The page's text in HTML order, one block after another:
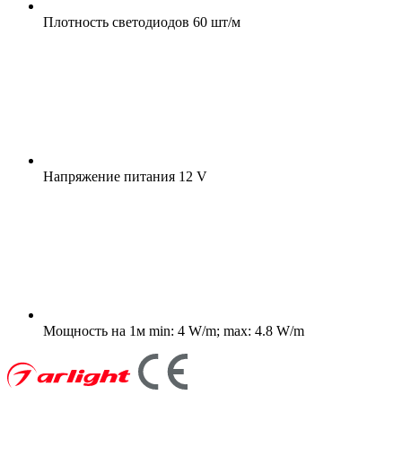
Плотность светодиодов 60 шт/м
Напряжение питания 12 V
Мощность на 1м min: 4 W/m; max: 4.8 W/m